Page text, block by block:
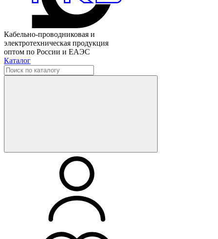
Кабельно-проводниковая и
электротехническая продукция
оптом по России и ЕАЭС
Каталог